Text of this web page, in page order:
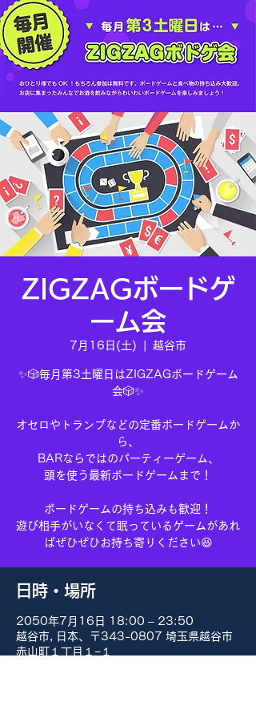
ZIGZAGボードゲ
ーム会
7月16日(土) 越谷市
✨🎲毎月第3土曜日はZIGZAGボードゲーム
会🎲✨
オセロやトランプなどの定番ボードゲームか
ら、
BARならではのパーティーゲーム、
頭を使う最新ボードゲームまで！
ボードゲームの持ち込みも歓迎！
遊び相手がいなくて眠っているゲームがあれ
ばぜひぜひお持ち寄りください😆
日時・場所
2050年7月16日 18:00 – 23:50
越谷市, 日本、〒343-0807 埼玉県越谷市
赤山町１丁目１−１